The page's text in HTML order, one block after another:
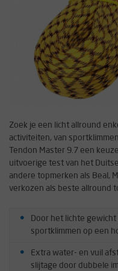
Zoek je een licht allround
activiteiten, van
Tendon Master 9.7 een
uitvoerige test van het
andere topmerken als Beal,
verkozen als beste allround
Door het lichte
sportklimmen op een
Extra water- en vuil
slijtage door dubbele